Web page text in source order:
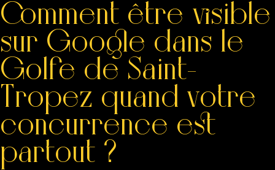
Comment être visible
sur Google dans le
Golfe de Saint-
Tropez quand votre
concurrence est
partout ?